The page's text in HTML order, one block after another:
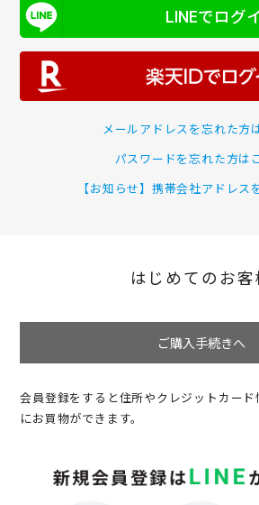
LINEでログ
メールアドレスを忘れた方
パスワードを忘れた方は
【お知らせ】携帯会社アドレス
はじめてのお客
ご購入手続きへ
会員登録をすると住所やクレジットカード
にお買物ができます。